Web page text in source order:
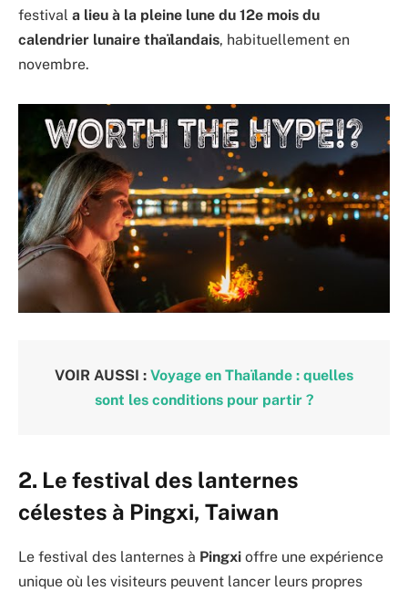
festival a lieu à la pleine lune du 12e mois du
calendrier lunaire thaïlandais, habituellement en
novembre.
VOIR AUSSI : Voyage en Thaïlande : quelles
sont les conditions pour partir ?
2. Le festival des lanternes
célestes à Pingxi, Taiwan
Le festival des lanternes à Pingxi offre une expérience
unique où les visiteurs peuvent lancer leurs propres